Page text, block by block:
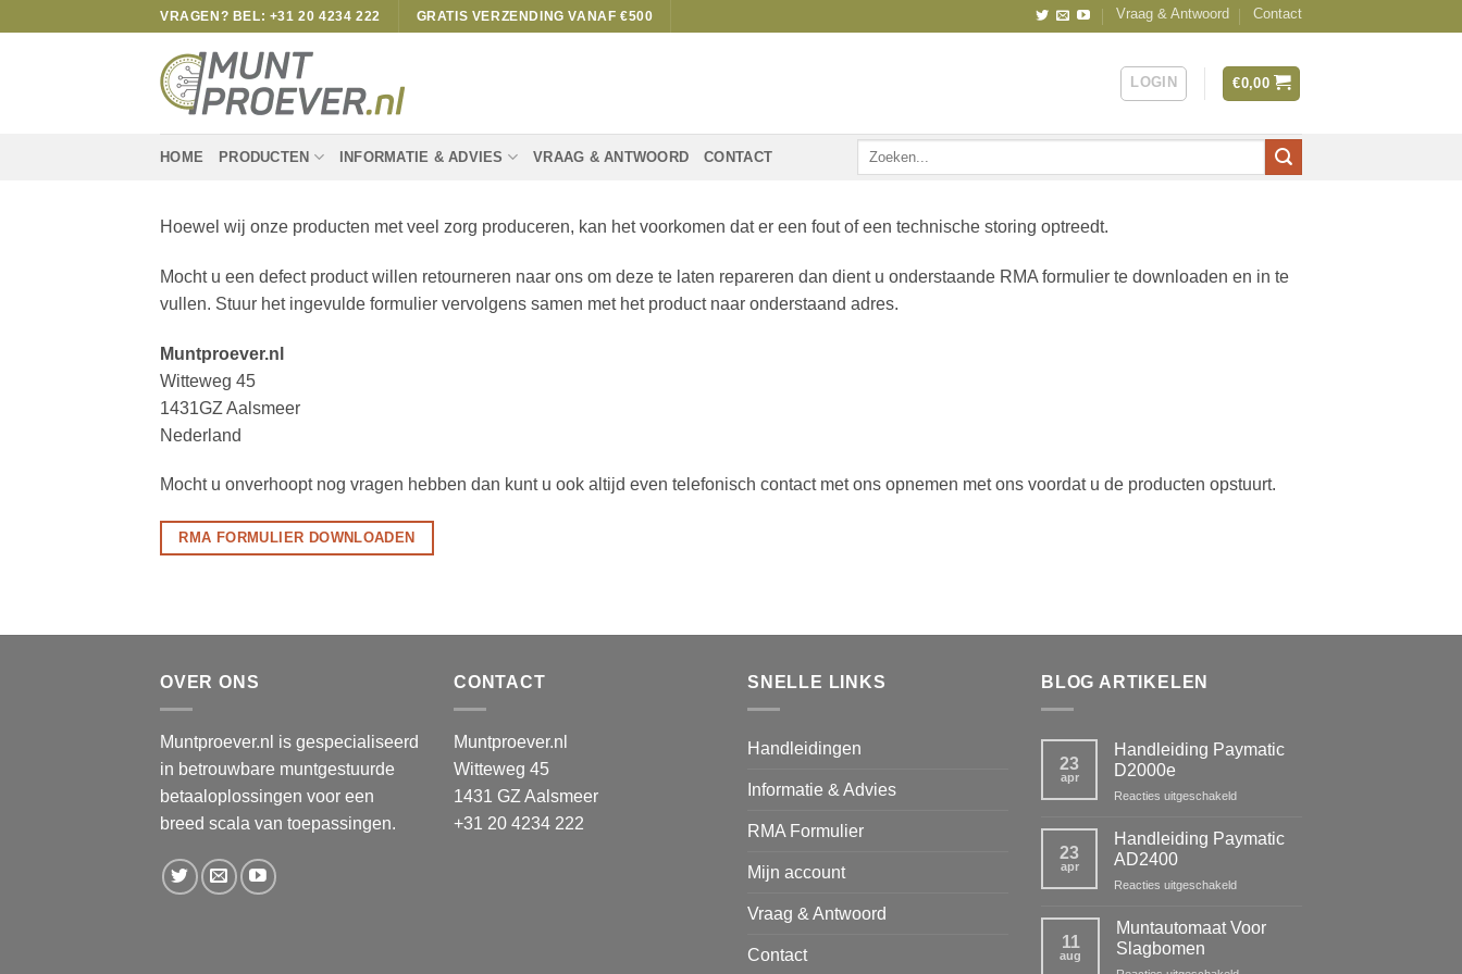
VRAGEN? BEL: +31 20 4234 222 GRATIS VERZENDING VANAF €500 Vraag & Antwoord Contact
LOGIN €0,00
HOME PRODUCTEN INFORMATIE & ADVIES VRAAG & ANTWOORD CONTACT
Zoeken
Hoewel wij onze producten met veel zorg produceren, kan het voorkomen dat er een fout of een technische storing optreedt.
Mocht u een defect product willen retourneren naar ons om deze te laten repareren dan dient u onderstaande RMA formulier te downloaden en in te
vullen. Stuur het ingevulde formulier vervolgens samen met het product naar onderstaand adres.
Muntproever.nl
Witteweg 45
1431GZ Aalsmeer
Nederland
Mocht u onverhoopt nog vragen hebben dan kunt u ook altijd even telefonisch contact met ons opnemen met ons voordat u de producten opstuurt.
RMA FORMULIER DOWNLOADEN
OVER ONS
Muntproever.nl is gespecialiseerd
in betrouwbare muntgestuurde
betaaloplossingen voor een
breed scala van toepassingen.
CONTACT
Muntproever.nl
Witteweg 45
1431 GZ Aalsmeer
+31 20 4234 222
SNELLE LINKS
Handleidingen
Informatie & Advies
RMA Formulier
Mijn account
Vraag & Antwoord
Contact
BLOG ARTIKELEN
23
apr
Handleiding Paymatic
D2000e
Reacties uitgeschakeldvoor
Paymatic
D2000e
23
apr
Handleiding Paymatic
AD2400
Reacties uitgeschakeldvoor
Paymatic
11
aug
Muntautomaat Voor
Slagbomen